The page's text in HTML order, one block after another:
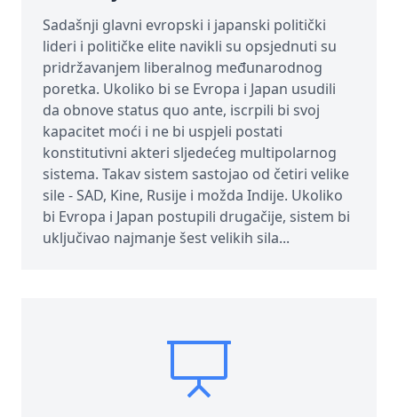
Sadašnji glavni evropski i japanski politički
lideri i političke elite navikli su opsjednuti su
pridržavanjem liberalnog međunarodnog
poretka. Ukoliko bi se Evropa i Japan usudili
da obnove status quo ante, iscrpili bi svoj
kapacitet moći i ne bi uspjeli postati
konstitutivni akteri sljedećeg multipolarnog
sistema. Takav sistem sastojao od četiri velike
sile - SAD, Kine, Rusije i možda Indije. Ukoliko
bi Evropa i Japan postupili drugačije, sistem bi
uključivao najmanje šest velikih sila...